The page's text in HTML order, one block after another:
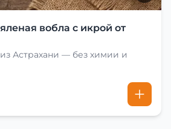
вобла с икрой от
Астрахани — без химии и